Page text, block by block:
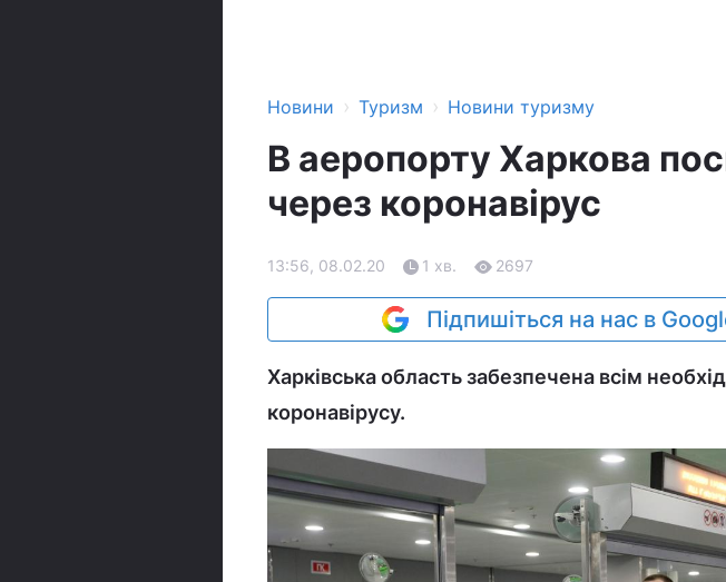
Новини › Туризм › Новини туризму
В аеропорту Харкова
через коронавірус
13:56, 08.02.20 1 хв. 2697
Підпишіться на нас в
Харківська область забезпечена всім
коронавірусу.